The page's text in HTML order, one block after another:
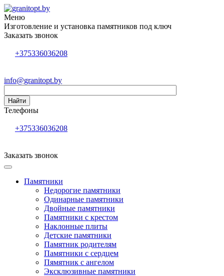
Меню
Изготовление и установка памятников под ключ
Заказать звонок
+375336036208
info@granitopt.by
Найти
Телефоны
+375336036208
Заказать звонок
Памятники
Недорогие памятники
Одинарные памятники
Двойные памятники
Памятники с крестом
Наклонные плиты
Детские памятники
Памятник родителям
Памятники с сердцем
Пямятник с ангелом
Эксклюзивные памятники